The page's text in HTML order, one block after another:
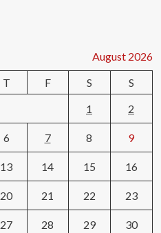
August 2026
T F S
S
1
2
6 7 8 9
13 14 15 16
20 21 22 23
27 28 29 30